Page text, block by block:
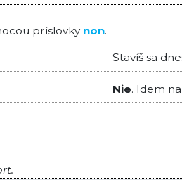
príslovky non.
Stavíš sa
Nie. Idem